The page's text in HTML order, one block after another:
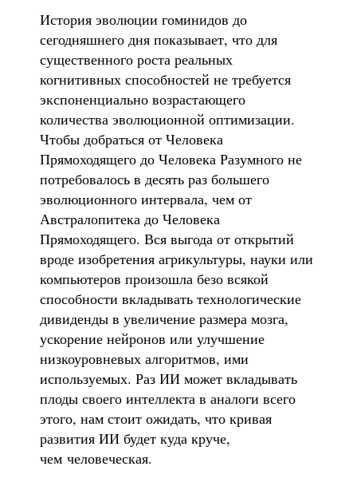
История эволюции гоминидов до
сегодняшнего дня показывает, что для
существенного роста реальных
когнитивных способностей не требуется
экспоненциально возрастающего
количества эволюционной оптимизации.
Чтобы добраться от Человека
Прямоходящего до Человека Разумного не
потребовалось в десять раз большего
эволюционного интервала, чем от
Австралопитека до Человека
Прямоходящего. Вся выгода от открытий
вроде изобретения агрикультуры, науки или
компьютеров произошла безо всякой
способности вкладывать технологические
дивиденды в увеличение размера мозга,
ускорение нейронов или улучшение
низкоуровневых алгоритмов, ими
используемых. Раз ИИ может вкладывать
плоды своего интеллекта в аналоги всего
этого, нам стоит ожидать, что кривая
развития ИИ будет куда круче,
чем человеческая.